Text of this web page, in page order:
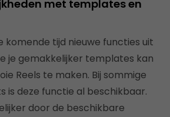
met templates en
komende tijd nieuwe functies uit
je gemakkelijker templates kan
Reels te maken. Bij sommige
is deze functie al beschikbaar.
door de beschikbare